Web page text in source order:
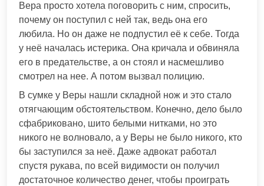
Вера просто хотела поговорить с ним, спросить,
почему он поступил с ней так, ведь она его
любила. Но он даже не подпустил её к себе. Тогда
у неё началась истерика. Она кричала и обвиняла
его в предательстве, а он стоял и насмешливо
смотрел на нее. А потом вызвал полицию.
В сумке у Веры нашли складной нож и это стало
отягчающим обстоятельством. Конечно, дело было
сфабриковано, шито белыми нитками, но это
никого не волновало, а у Веры не было никого, кто
бы заступился за неё. Даже адвокат работал
спустя рукава, по всей видимости он получил
достаточное количество денег, чтобы проиграть